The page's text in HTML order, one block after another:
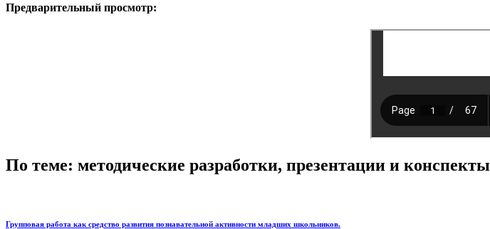
Предварительный просмотр:
По теме: методические разработки, презентации и конспекты
Групповая работа как средство развития познавательной активности младших школьников.